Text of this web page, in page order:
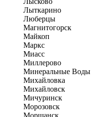
Лыткарино
Люберцы
Магнитогорск
Майкоп
Маркс
Миасс
Миллерово
Минеральные Воды
Михайловка
Михайловск
Мичуринск
Морозовск
Моршанск